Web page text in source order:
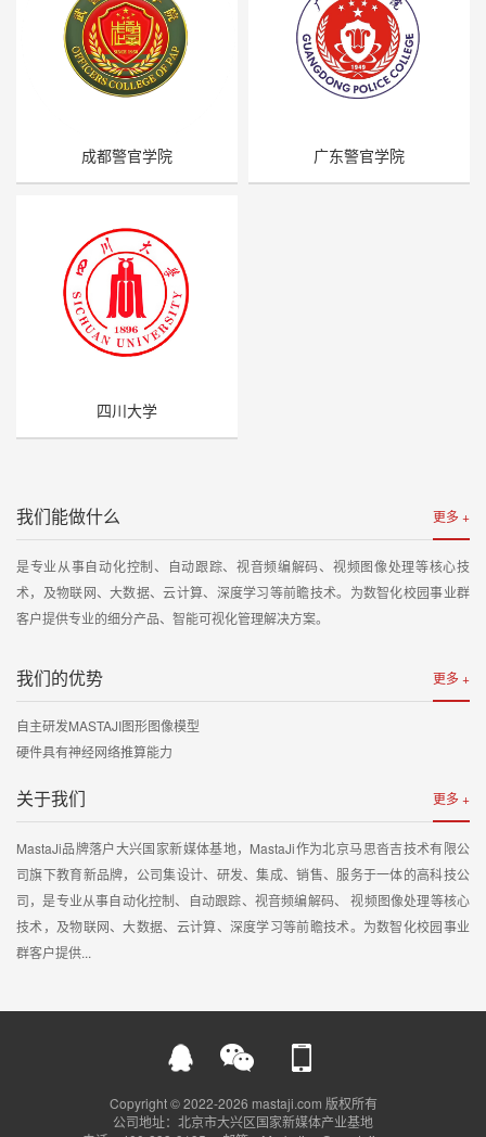
成都警官学院 广东警官学院
四川大学
更多 +
我们能做什么
是专业从事自动化控制、自动跟踪、视音频编解码、视频图像处理等核心技
术，及物联网、大数据、云计算、深度学习等前瞻技术。为数智化校园事业群
客户提供专业的细分产品、智能可视化管理解决方案。
更多 +
我们的优势
自主研发MASTAJI图形图像模型
硬件具有神经网络推算能力
更多 +
关于我们
MastaJi品牌落户大兴国家新媒体基地，MastaJi作为北京马思沓吉技术有限公
司旗下教育新品牌，公司集设计、研发、集成、销售、服务于一体的高科技公
司，是专业从事自动化控制、自动跟踪、视音频编解码、 视频图像处理等核心
技术，及物联网、大数据、云计算、深度学习等前瞻技术。为数智化校园事业
群客户提供...
Copyright © 2022-2026 mastaji.com 版权所有
公司地址：北京市大兴区国家新媒体产业基地